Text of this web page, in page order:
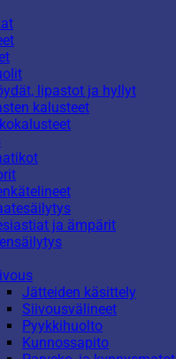
lipastot ja hyllyt
kalusteet
ja ämpärit
Jätteiden käsittely
Siivousvälineet
Pyykkihuolto
Kunnossapito